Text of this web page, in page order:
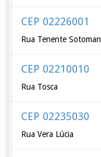
CEP 02226001
Rua Tenente
CEP 02210010
Rua Tosca
CEP 02235030
Rua Vera Lúcia